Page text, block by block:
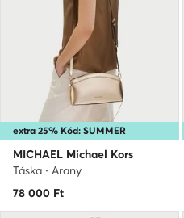
extra 25% Kód: SUMMER
MICHAEL Michael Kors
Táska · Arany
78 000 Ft